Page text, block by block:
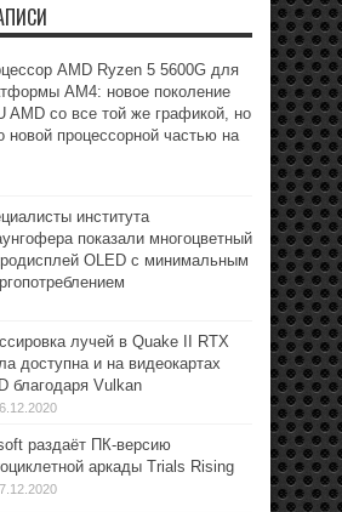
AMD Ryzen 5 5600G для
АМ4: новое поколение
AMD со все той же графикой, но
новой процессорной частью на
института
показали многоцветный
OLED с минимальным
лучей в Quake II RTX
доступна и на видеокартах
благодаря Vulkan
раздаёт ПК-версию
аркады Trials Rising